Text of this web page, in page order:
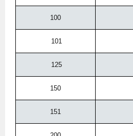
100
101
125
150
151